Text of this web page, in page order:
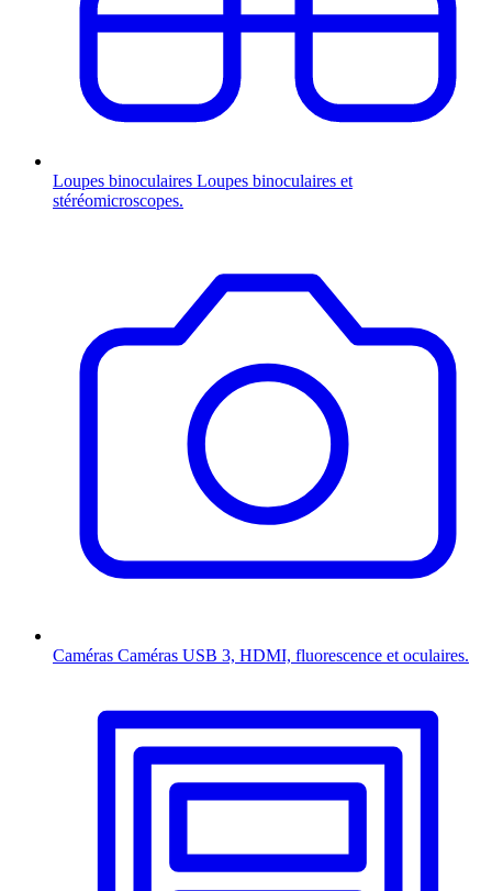
Loupes binoculaires Loupes binoculaires et
stéréomicroscopes.
Caméras Caméras USB 3, HDMI, fluorescence et oculaires.